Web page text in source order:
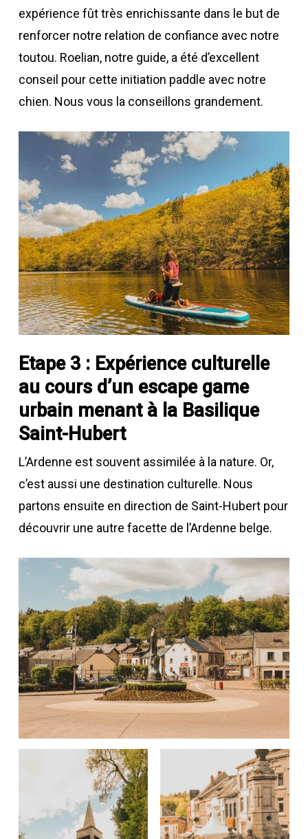
expérience fût très enrichissante dans le but de
renforcer notre relation de confiance avec notre
toutou. Roelian, notre guide, a été d’excellent
conseil pour cette initiation paddle avec notre
chien. Nous vous la conseillons grandement.
Etape 3 : Expérience culturelle
au cours d’un escape game
urbain menant à la Basilique
Saint-Hubert
L’Ardenne est souvent assimilée à la nature. Or,
c’est aussi une destination culturelle. Nous
partons ensuite en direction de Saint-Hubert pour
découvrir une autre facette de l’Ardenne belge.